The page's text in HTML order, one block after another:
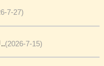
7-27)
(2026-7-15)